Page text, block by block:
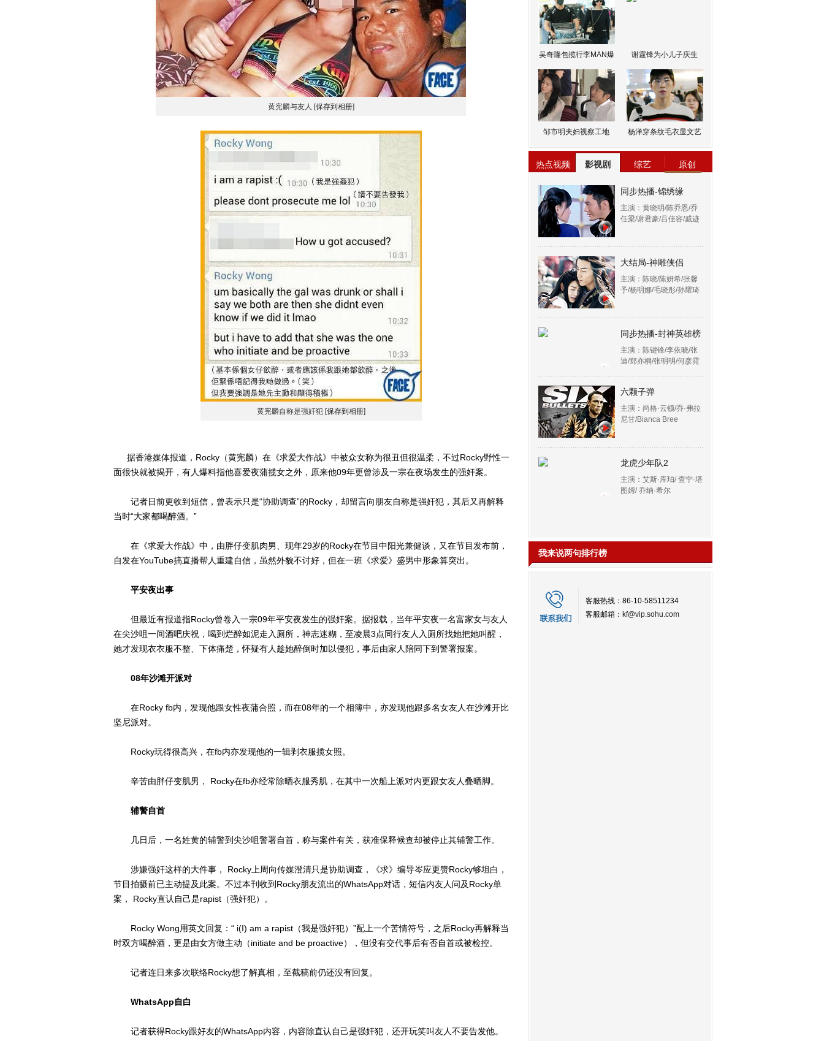
黄宪麟与友人 [保存到相册]
黄宪麟自称是强奸犯 [保存到相册]
据香港媒体报道，Rocky（黄宪麟）在《求爱大作战》中被众女称为很丑但很温柔，不过Rocky野性一
面很快就被揭开，有人爆料指他喜爱夜蒲揽女之外，原来他09年更曾涉及一宗在夜场发生的强奸案。
记者日前更收到短信，曾表示只是“协助调查”的Rocky，却留言向朋友自称是强奸犯，其后又再解释
当时“大家都喝醉酒。”
在《求爱大作战》中，由胖仔变肌肉男、现年29岁的Rocky在节目中阳光兼健谈，又在节目发布前，
自发在YouTube搞直播帮人重建自信，虽然外貌不讨好，但在一班《求爱》盛男中形象算突出。
平安夜出事
但最近有报道指Rocky曾卷入一宗09年平安夜发生的强奸案。据报载，当年平安夜一名富家女与友人
在尖沙咀一间酒吧庆祝，喝到烂醉如泥走入厕所，神志迷糊，至凌晨3点同行友人入厕所找她把她叫醒，
她才发现衣衣服不整、下体痛楚，怀疑有人趁她醉倒时加以侵犯，事后由家人陪同下到警署报案。
08年沙滩开派对
在Rocky fb内，发现他跟女性夜蒲合照，而在08年的一个相簿中，亦发现他跟多名女友人在沙滩开比
坚尼派对。
Rocky玩得很高兴，在fb内亦发现他的一辑剥衣服揽女照。
辛苦由胖仔变肌男， Rocky在fb亦经常除晒衣服秀肌，在其中一次船上派对内更跟女友人叠晒脚。
辅警自首
几日后，一名姓黄的辅警到尖沙咀警署自首，称与案件有关，获准保释候查却被停止其辅警工作。
涉嫌强奸这样的大件事， Rocky上周向传媒澄清只是协助调查，《求》编导岑应更赞Rocky够坦白，
节目拍摄前已主动提及此案。不过本刊收到Rocky朋友流出的WhatsApp对话，短信内友人问及Rocky单
案， Rocky直认自己是rapist（强奸犯）。
Rocky Wong用英文回复：“ i(I) am a rapist（我是强奸犯）”配上一个苦情符号，之后Rocky再解释当
时双方喝醉酒，更是由女方做主动（initiate and be proactive），但没有交代事后有否自首或被检控。
记者连日来多次联络Rocky想了解真相，至截稿前仍还没有回复。
WhatsApp自白
记者获得Rocky跟好友的WhatsApp内容，内容除直认自己是强奸犯，还开玩笑叫友人不要告发他。
吴奇隆包揽行李MAN爆 谢霆锋为小儿子庆生
邹市明夫妇视察工地 杨洋穿条纹毛衣显文艺
热点视频 影视剧 综艺 原创
同步热播-锦绣缘
主演：黄晓明/陈乔恩/乔
任梁/谢君豪/吕佳容/戚迹
大结局-神雕侠侣
主演：陈晓/陈妍希/张馨
予/杨明娜/毛晓彤/孙耀琦
同步热播-封神英雄榜
主演：陈键锋/李依晓/张
迪/郑亦桐/张明明/何彦霓
六颗子弹
主演：尚格·云顿/乔·弗拉
尼甘/Bianca Bree
龙虎少年队2
主演：艾斯·库珀/ 查宁·塔
图姆/ 乔纳·希尔
我来说两句排行榜
客服热线：86-10-58511234
客服邮箱： kf@vip.sohu.com